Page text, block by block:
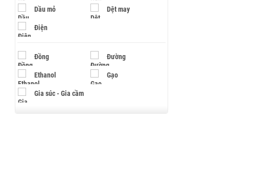
Dầu mỏ Dệt may
Điện
Đồng Đường
Ethanol Gạo
Gia súc - Gia cầm